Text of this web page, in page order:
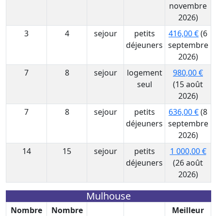
novembre
2026)
3
4 sejour
petits
déjeuners
416,00 €(6
septembre
2026)
7
8 sejour
logement
seul
980,00 €
(15 août
2026)
7
8 sejour
petits
déjeuners
636,00 €(8
septembre
2026)
14
15 sejour
petits
déjeuners
1 000,00 €
(26 août
2026)
Mulhouse
Nombre
Nombre
Meilleur